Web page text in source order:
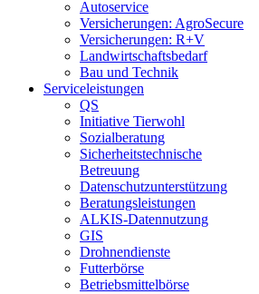
Autoservice
Versicherungen: AgroSecure
Versicherungen: R+V
Landwirtschaftsbedarf
Bau und Technik
Service­­leistungen
QS
Initiative Tierwohl
Sozialberatung
Sicherheitstechnische
Betreuung
Datenschutzunterstützung
Beratungsleistungen
ALKIS-Datennutzung
GIS
Drohnendienste
Futterbörse
Betriebsmittelbörse